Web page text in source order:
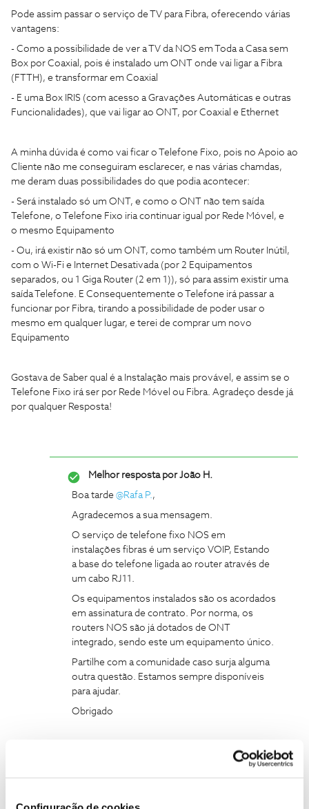
Pode assim passar o serviço de TV para Fibra, oferecendo várias
vantagens:
- Como a possibilidade de ver a TV da NOS em Toda a Casa sem
Box por Coaxial, pois é instalado um ONT onde vai ligar a Fibra
(FTTH), e transformar em Coaxial
- E uma Box IRIS (com acesso a Gravações Automáticas e outras
Funcionalidades), que vai ligar ao ONT, por Coaxial e Ethernet
A minha dúvida é como vai ficar o Telefone Fixo, pois no Apoio ao
Cliente não me conseguiram esclarecer, e nas várias chamdas,
me deram duas possibilidades do que podia acontecer:
- Será instalado só um ONT, e como o ONT não tem saída
Telefone, o Telefone Fixo iria continuar igual por Rede Móvel, e
o mesmo Equipamento
- Ou, irá existir não só um ONT, como também um Router Inútil,
com o Wi-Fi e Internet Desativada (por 2 Equipamentos
separados, ou 1 Giga Router (2 em 1)), só para assim existir uma
saída Telefone. E Consequentemente o Telefone irá passar a
funcionar por Fibra, tirando a possibilidade de poder usar o
mesmo em qualquer lugar, e terei de comprar um novo
Equipamento
Gostava de Saber qual é a Instalação mais provável, e assim se o
Telefone Fixo irá ser por Rede Móvel ou Fibra. Agradeço desde já
por qualquer Resposta!
Melhor resposta porJoão H.
Boa tarde ​ @Rafa P.,
Agradecemos a sua mensagem.
O serviço de telefone fixo NOS em
instalações fibras é um serviço VOIP, Estando
a base do telefone ligada ao router através de
um cabo RJ11.
Os equipamentos instalados são os acordados
em assinatura de contrato. Por norma, os
routers NOS são já dotados de ONT
integrado, sendo este um equipamento único.
Partilhe com a comunidade caso surja alguma
outra questão. Estamos sempre disponíveis
para ajudar.
Obrigado